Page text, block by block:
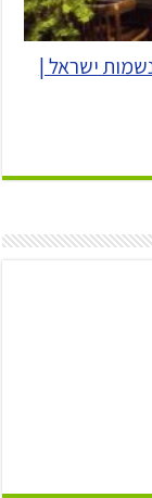
12 לרפא את נשמות ישראל |